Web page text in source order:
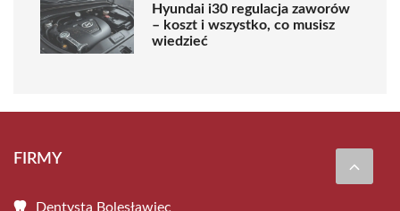
Hyundai i30 regulacja zaworów
– koszt i wszystko, co musisz
wiedzieć
FIRMY
Dentysta Bolesławiec